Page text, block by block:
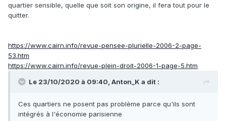
quartier sensible, quelle que soit son origine, il fera tout pour le
quitter.
https://www.cairn.info/revue-pensee-plurielle-2006-2-page-
53.htm
https://www.cairn.info/revue-plein-droit-2006-1-page-5.htm
Le 23/10/2020 à 09:40, Anton_K a dit :
Ces quartiers ne posent pas problème parce qu'ils sont
intégrés à l'économie parisienne